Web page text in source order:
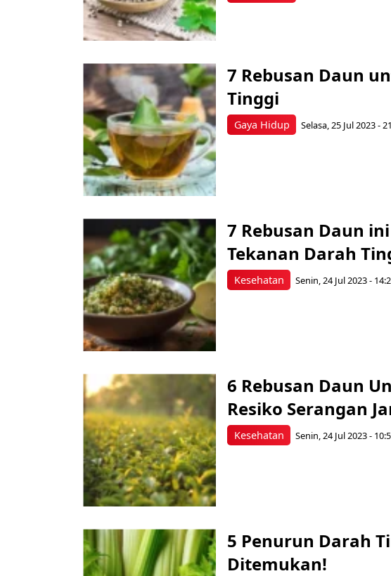
Gaya Hidup
7 Rebusan Daun
Tinggi
Selasa, 25 Jul 2023 -
Kesehatan
7 Rebusan Daun
Tekanan Darah
Senin, 24 Jul 2023 -
Kesehatan
6 Rebusan Daun
Resiko Serangan
Senin, 24 Jul 2023 -
5 Penurun Darah
Ditemukan!